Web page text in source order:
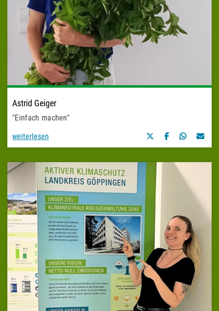
Astrid Geiger
"Einfach machen"
weiterlesen